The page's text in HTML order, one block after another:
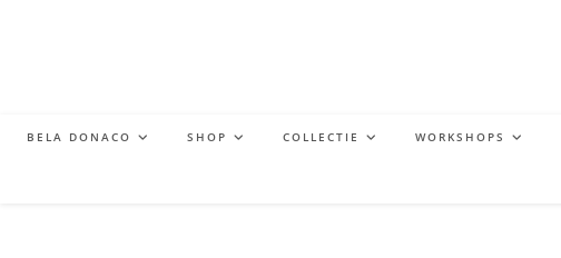
BELA DONACO SHOP COLLECTIE WORKSHOPS